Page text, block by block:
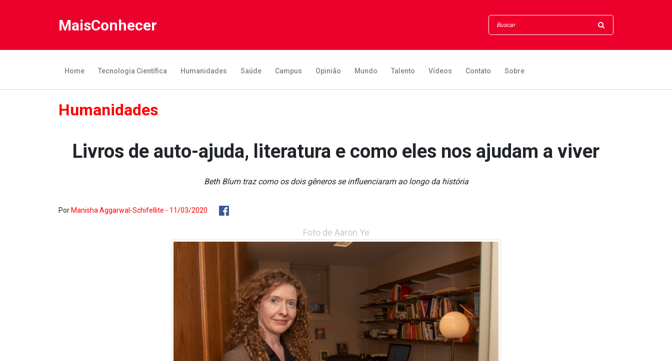
MaisConhecer
Home Tecnologia Científica Humanidades Saúde Campus Opinião Mundo Talento Vídeos Contato Sobre
Humanidades
Livros de auto-ajuda, literatura e como eles nos ajudam a viver
Beth Blum traz como os dois gêneros se influenciaram ao longo da história
Por Manisha Aggarwal-Schifellite - 11/03/2020
Foto de Aaron Ye